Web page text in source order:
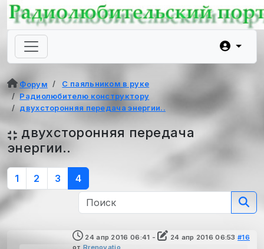
Форум
С паяльником в руке
Радиолюбителю конструктору
двухсторонняя передача энергии..
двухсторонняя передача
энергии..
1 2 3 4
24 апр 2016 06:41 - 24 апр 2016 06:53 #16